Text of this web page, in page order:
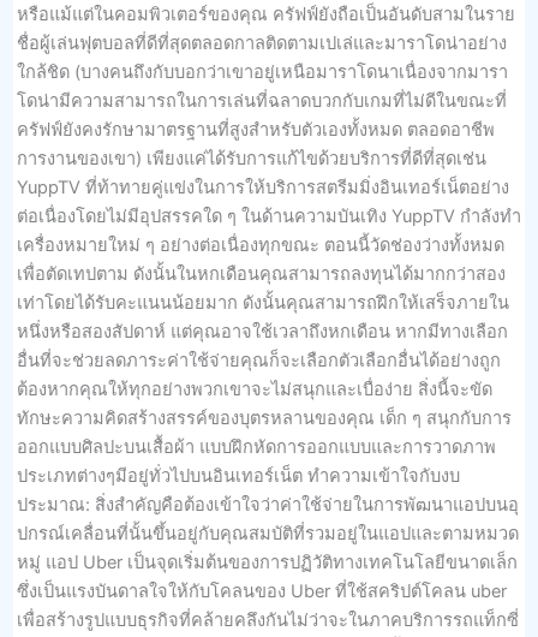
หรือแม้แต่ในคอมพิวเตอร์ของคุณ ครัฟฟ์ยังถือเป็นอันดับสามในราย
ชื่อผู้เล่นฟุตบอลที่ดีที่สุดตลอดกาลติดตามเปเล่และมาราโดน่าอย่าง
ใกล้ชิด (บางคนถึงกับบอกว่าเขาอยู่เหนือมาราโดนาเนื่องจากมารา
โดน่ามีความสามารถในการเล่นที่ฉลาดบวกกับเกมที่ไม่ดีในขณะที่
ครัฟฟ์ยังคงรักษามาตรฐานที่สูงสำหรับตัวเองทั้งหมด ตลอดอาชีพ
การงานของเขา) เพียงแค่ได้รับการแก้ไขด้วยบริการที่ดีที่สุดเช่น
YuppTV ที่ท้าทายคู่แข่งในการให้บริการสตรีมมิ่งอินเทอร์เน็ตอย่าง
ต่อเนื่องโดยไม่มีอุปสรรคใด ๆ ในด้านความบันเทิง YuppTV กำลังทำ
เครื่องหมายใหม่ ๆ อย่างต่อเนื่องทุกขณะ ตอนนี้วัดช่องว่างทั้งหมด
เพื่อตัดเทปตาม ดังนั้นในหกเดือนคุณสามารถลงทุนได้มากกว่าสอง
เท่าโดยได้รับคะแนนน้อยมาก ดังนั้นคุณสามารถฝึกให้เสร็จภายใน
หนึ่งหรือสองสัปดาห์ แต่คุณอาจใช้เวลาถึงหกเดือน หากมีทางเลือก
อื่นที่จะช่วยลดภาระค่าใช้จ่ายคุณก็จะเลือกตัวเลือกอื่นได้อย่างถูก
ต้องหากคุณให้ทุกอย่างพวกเขาจะไม่สนุกและเบื่อง่าย สิ่งนี้จะขัด
ทักษะความคิดสร้างสรรค์ของบุตรหลานของคุณ เด็ก ๆ สนุกกับการ
ออกแบบศิลปะบนเสื้อผ้า แบบฝึกหัดการออกแบบและการวาดภาพ
ประเภทต่างๆมีอยู่ทั่วไปบนอินเทอร์เน็ต ทำความเข้าใจกับงบ
ประมาณ: สิ่งสำคัญคือต้องเข้าใจว่าค่าใช้จ่ายในการพัฒนาแอปบนอุ
ปกรณ์เคลื่อนที่นั้นขึ้นอยู่กับคุณสมบัติที่รวมอยู่ในแอปและตามหมวด
หมู่ แอป Uber เป็นจุดเริ่มต้นของการปฏิวัติทางเทคโนโลยีขนาดเล็ก
ซึ่งเป็นแรงบันดาลใจให้กับโคลนของ Uber ที่ใช้สคริปต์โคลน uber
เพื่อสร้างรูปแบบธุรกิจที่คล้ายคลึงกันไม่ว่าจะในภาคบริการรถแท็กซี่